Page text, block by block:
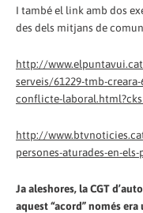
I també el link amb dos
des dels mitjans de
http://
serveis/61229-tmb-
conflicte-
http://
persones-aturades-en-
Ja aleshores, la CGT
aquest “acord” només